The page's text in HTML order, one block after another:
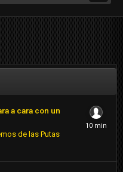
a cara con un
de las Putas